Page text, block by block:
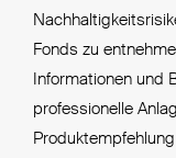
Fonds zu
Informationen und
professionelle